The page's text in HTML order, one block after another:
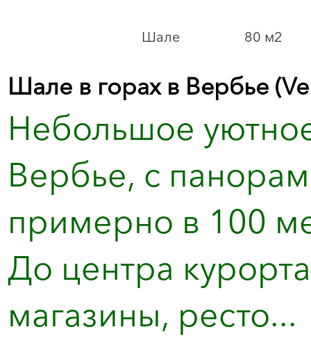
Шале 80 м2
Шале в горах в Вербье
Небольшое
Вербье, с
примерно в 100
До центра
магазины, ресто...